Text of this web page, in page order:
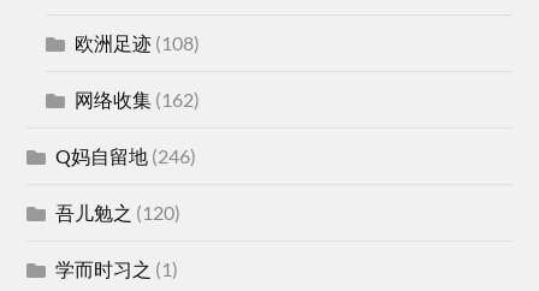
欧洲足迹 (108)
网络收集 (162)
Q妈自留地 (246)
吾儿勉之 (120)
学而时习之 (1)